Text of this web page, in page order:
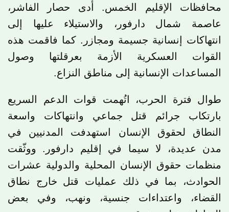
محافظات الإقليم الخمس. أدى حصار الفاشر،
عاصمة شمال دارفور، والاستيلاء عليها إلى
انتهاكات إنسانية جسيمة ومجازر. كما فاقمت هذه
القوات العسكرية الأزمة بعرقلتها وصول
المساعدات الإنسانية إلى مناطق النزاع.
طوال فترة الحرب، اتُهمت قوات الدعم السريع
بارتكاب جرائم قتل جماعي وانتهاكات واسعة
النطاق لحقوق الإنسان استهدفت المدنيين في
مدن عديدة، لا سيما في إقليم دارفور. ووثّقت
منظمات حقوق الإنسان المحلية والدولية عشرات
الحوادث، بما في ذلك عمليات قتل خارج نطاق
القضاء، واعتداءات جنسية، ونهب، وفي بعض